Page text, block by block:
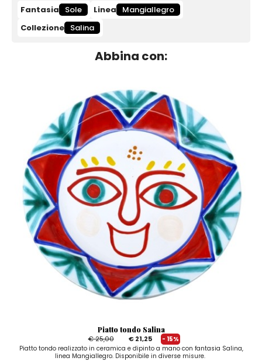
Fantasia Sole Linea
Mangiallegro
Collezione Salina
Abbina con:
Piatto tondo Salina
€ 25,00
€ 21,25
- 15%
Piatto tondo realizzato in ceramica e dipinto a mano con fantasia Salina,
linea Mangiallegro. Disponibile in diverse misure.